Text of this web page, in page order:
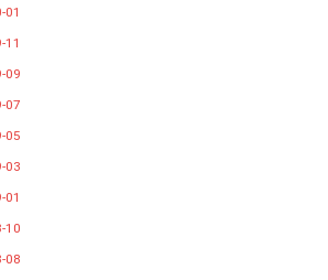
01
11
09
07
05
03
01
10
08